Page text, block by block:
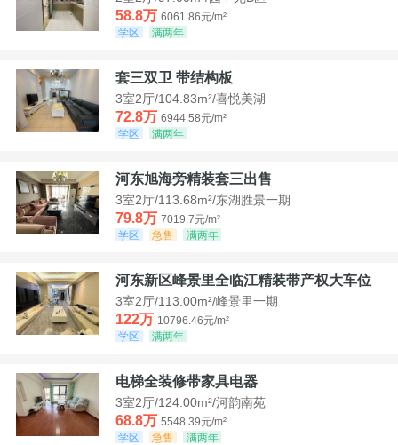
58.8万 6061.86元/m²
学区
满两年
套三双卫 带结构板
3室2厅/104.83m²/喜悦美湖
72.8万 6944.58元/m²
学区
满两年
河东旭海旁精装套三出售
3室2厅/113.68m²/东湖胜景一期
79.8万 7019.7元/m²
学区
急售 满两年
河东新区峰景里全临江精装带产权大车位
3室2厅/113.00m²/峰景里一期
122万 10796.46元/m²
学区
满两年
电梯全装修带家具电器
3室2厅/124.00m²/河韵南苑
68.8万 5548.39元/m²
学区
急售 满两年